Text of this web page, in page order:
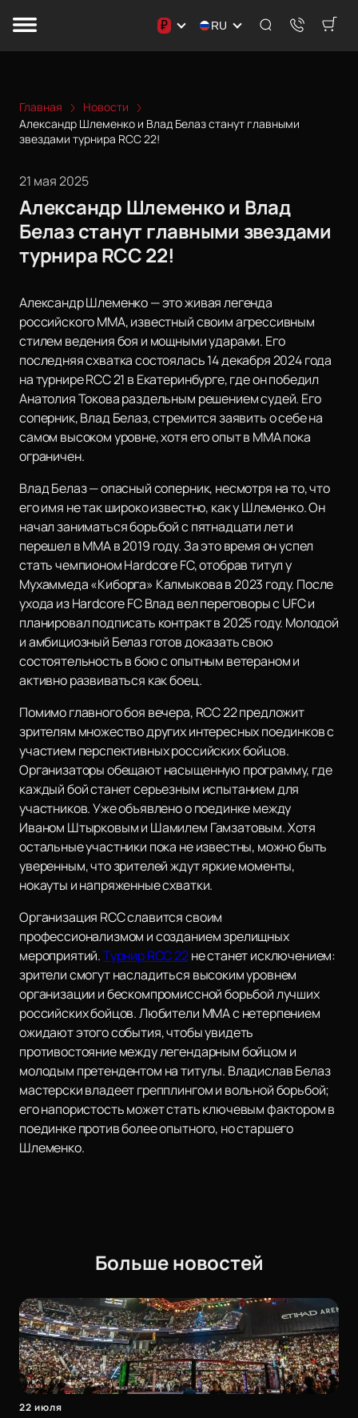
₽ RU
Главная
Новости
Александр Шлеменко и Влад Белаз станут главными
звездами турнира RCC 22!
21 мая 2025
Александр Шлеменко и Влад
Белаз станут главными звездами
турнира RCC 22!
Александр Шлеменко — это живая легенда
российского MMA, известный своим агрессивным
стилем ведения боя и мощными ударами. Его
последняя схватка состоялась 14 декабря 2024 года
на турнире RCC 21 в Екатеринбурге, где он победил
Анатолия Токова раздельным решением судей. Его
соперник, Влад Белаз, стремится заявить о себе на
самом высоком уровне, хотя его опыт в ММА пока
ограничен.
Влад Белаз — опасный соперник, несмотря на то, что
его имя не так широко известно, как у Шлеменко. Он
начал заниматься борьбой с пятнадцати лет и
перешел в MMA в 2019 году. За это время он успел
стать чемпионом Hardcore FC, отобрав титул у
Мухаммеда «Киборга» Калмыкова в 2023 году. После
ухода из Hardcore FC Влад вел переговоры с UFC и
планировал подписать контракт в 2025 году. Молодой
и амбициозный Белаз готов доказать свою
состоятельность в бою с опытным ветераном и
активно развиваться как боец.
Помимо главного боя вечера, RCC 22 предложит
зрителям множество других интересных поединков с
участием перспективных российских бойцов.
Организаторы обещают насыщенную программу, где
каждый бой станет серьезным испытанием для
участников. Уже объявлено о поединке между
Иваном Штырковым и Шамилем Гамзатовым. Хотя
остальные участники пока не известны, можно быть
уверенным, что зрителей ждут яркие моменты,
нокауты и напряженные схватки.
Организация RCC славится своим
профессионализмом и созданием зрелищных
мероприятий.Турнир RCC 22не станет исключением:
зрители смогут насладиться высоким уровнем
организации и бескомпромиссной борьбой лучших
российских бойцов. Любители MMA с нетерпением
ожидают этого события, чтобы увидеть
противостояние между легендарным бойцом и
молодым претендентом на титулы. Владислав Белаз
мастерски владеет грепплингом и вольной борьбой;
его напористость может стать ключевым фактором в
поединке против более опытного, но старшего
Шлеменко.
Больше новостей
22 июля